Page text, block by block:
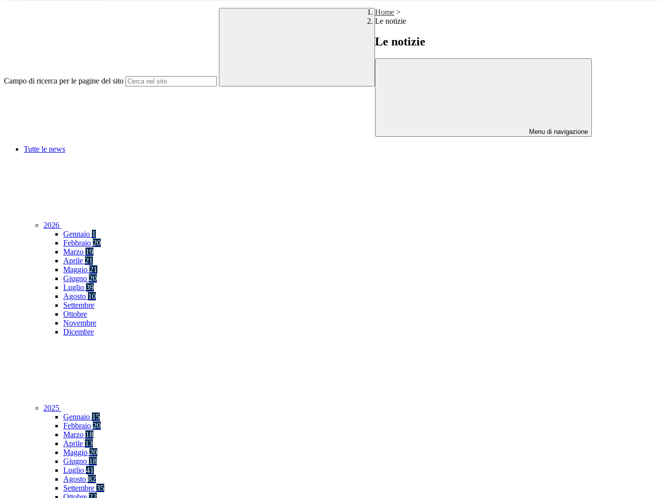
Campo di ricerca per le pagine del sito
Home >
Le notizie
Le notizie
Menu di navigazione
Tutte le news
2026
Gennaio 1
Febbraio 20
Marzo 19
Aprile 21
Maggio 21
Giugno 20
Luglio 39
Agosto 10
Settembre
Ottobre
Novembre
Dicembre
2025
Gennaio 15
Febbraio 20
Marzo 18
Aprile 13
Maggio 20
Giugno 18
Luglio 41
Agosto 82
Settembre 35